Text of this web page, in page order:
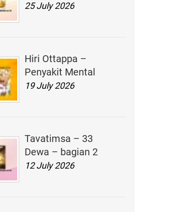
25 July 2026
Hiri Ottappa –
Penyakit Mental
19 July 2026
Tavatimsa – 33
Dewa – bagian 2
12 July 2026